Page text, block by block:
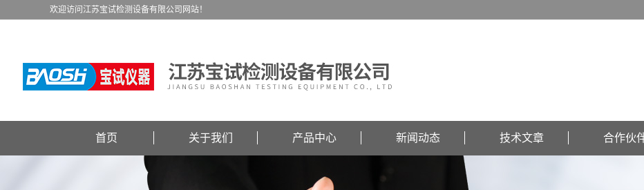
欢迎访问江苏宝试检测设备有限公司网站！
首页 关于我们 产品中心 新闻动态 技术文章 合作伙